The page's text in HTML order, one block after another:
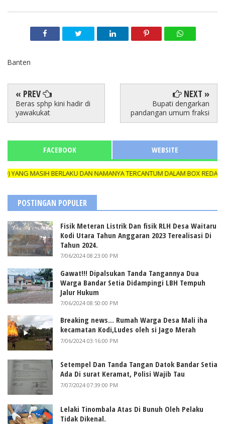
Banten
« PREV
Beras sphp kini hadir di
yawakukat
NEXT »
Bupati dengarkan
pandangan umum fraksi
FACEBOOK WEBSITE
MASIH BERLAKU DAN NAMANYA TERCANTUM DALAM BOX REDAKSI,
POSTINGAN POPULER
Fisik Meteran Listrik Dan fisik RLH Desa Waitaru
Kodi Utara Tahun Anggaran 2023 Terealisasi Di
Tahun 2024.
7/06/2024 08:23:00 PM
Gawat!!! Dipalsukan Tanda Tangannya Dua
Warga Bandar Setia Didampingi LBH Tempuh
Jalur Hukum
7/06/2024 08:50:00 PM
Breaking news... Rumah Warga Desa Mali iha
kecamatan Kodi,Ludes oleh si Jago Merah
7/06/2024 03:16:00 PM
Setempel Dan Tanda Tangan Datok Bandar Setia
Ada Di surat Keramat, Polisi Wajib Tau
7/07/2024 07:39:00 PM
Lelaki Tinombala Atas Di Bunuh Oleh Pelaku
Tidak Dikenal.